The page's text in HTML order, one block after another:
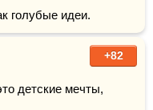
голубые идеи.
+82
детские мечты,